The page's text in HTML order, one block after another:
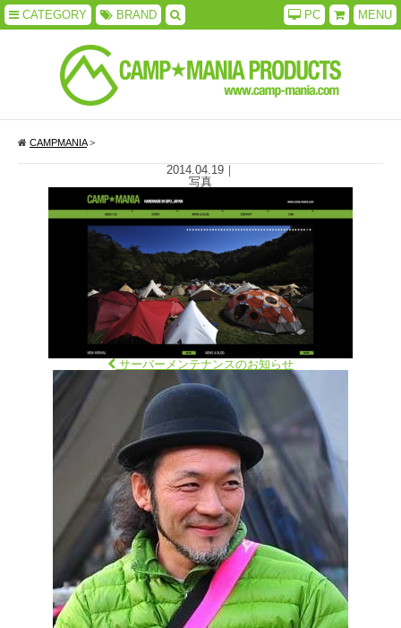
CATEGORY BRAND MENU
PC
CAMPMANIA>
2014.04.19｜
写真
サーバーメンテナンスのお知らせ